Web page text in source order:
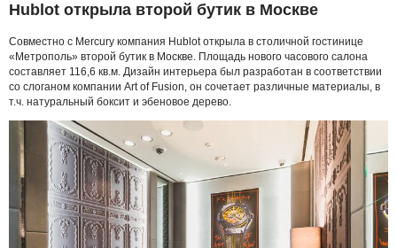
Hublot открыла второй бутик в Москве
Совместно с Mercury компания Hublot открыла в столичной гостинице
«Метрополь» второй бутик в Москве. Площадь нового часового салона
составляет 116,6 кв.м. Дизайн интерьера был разработан в соответствии
со слоганом компании Art of Fusion, он сочетает различные материалы, в
т.ч. натуральный боксит и эбеновое дерево.